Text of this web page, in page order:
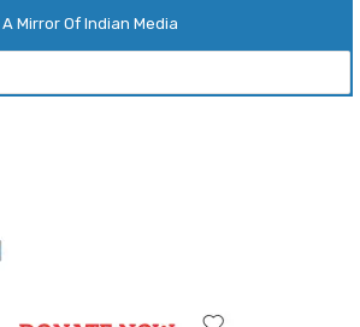
A Mirror Of Indian Media